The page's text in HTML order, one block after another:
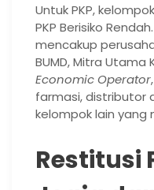
Untuk PKP,
PKP Berisiko
mencakup
BUMD, Mitra Utama
Economic Operator
farmasi, distributor
kelompok lain yang
Restitusi